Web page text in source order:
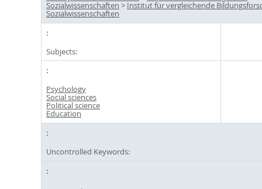
Sozialwissenschaften > Institut für vergleichende
Sozialwissenschaften
Subjects:
Psychology
Social sciences
Political science
Education
Uncontrolled Keywords: